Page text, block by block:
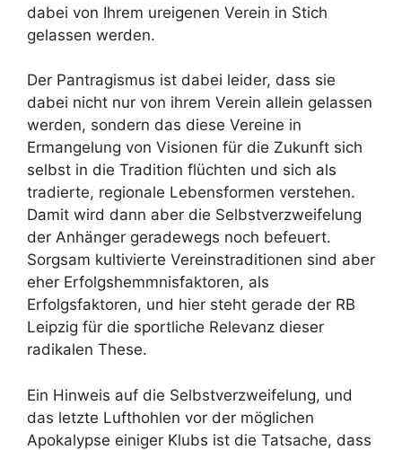
dabei von Ihrem ureigenen Verein in Stich
gelassen werden.
Der Pantragismus ist dabei leider, dass sie
dabei nicht nur von ihrem Verein allein gelassen
werden, sondern das diese Vereine in
Ermangelung von Visionen für die Zukunft sich
selbst in die Tradition flüchten und sich als
tradierte, regionale Lebensformen verstehen.
Damit wird dann aber die Selbstverzweifelung
der Anhänger geradewegs noch befeuert.
Sorgsam kultivierte Vereinstraditionen sind aber
eher Erfolgshemmnisfaktoren, als
Erfolgsfaktoren, und hier steht gerade der RB
Leipzig für die sportliche Relevanz dieser
radikalen These.
Ein Hinweis auf die Selbstverzweifelung, und
das letzte Lufthohlen vor der möglichen
Apokalypse einiger Klubs ist die Tatsache, dass